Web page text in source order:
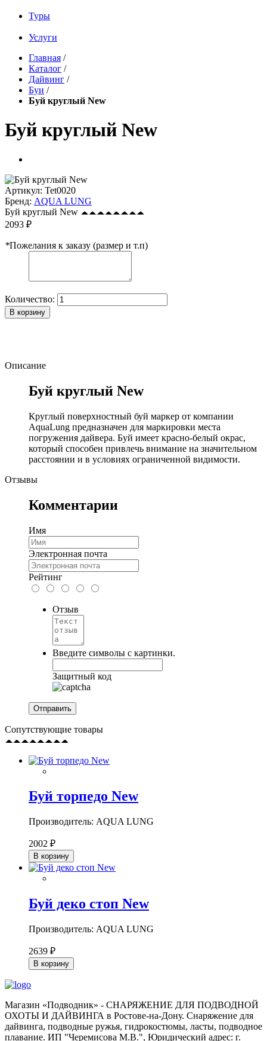
Туры
Услуги
Главная /
Каталог /
Дайвинг /
Буи /
Буй круглый New
Буй круглый New
Артикул: Tet0020
Бренд: AQUA LUNG
Буй круглый New
2093 ₽
*Пожелания к заказу (размер и т.п)
Количество:
В корзину
Описание
Буй круглый New
Круглый поверхностный буй маркер от компании
AquaLung предназначен для маркировки места
погружения дайвера. Буй имеет красно-белый окрас,
который способен привлечь внимание на значительном
расстоянии и в условиях ограниченной видимости.
Отзывы
Комментарии
Имя
Электронная почта
Рейтинг
Отзыв
Введите символы с картинки.
Защитный код
Сопутствующие товары
Буй торпедо New
Производитель: AQUA LUNG
2002 ₽
В корзину
Буй деко стоп New
Производитель: AQUA LUNG
2639 ₽
В корзину
Магазин «Подводник» - СНАРЯЖЕНИЕ ДЛЯ ПОДВОДНОЙ
ОХОТЫ И ДАЙВИНГА в Ростове-на-Дону. Снаряжение для
дайвинга, подводные ружья, гидрокостюмы, ласты, подводное
плавание. ИП "Черемисова М.В.", Юридический адрес: г.